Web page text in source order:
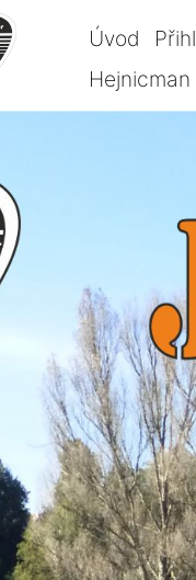
Úvod
Hejnicman